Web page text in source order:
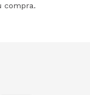
compra.